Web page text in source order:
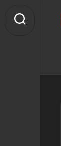
content